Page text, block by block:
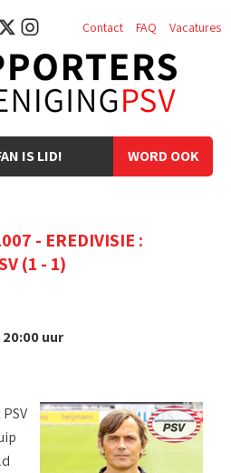
WORD OOK
IS LID!
Contact FAQ Vacatures
- EREDIVISIE :
(1 - 1)
uur